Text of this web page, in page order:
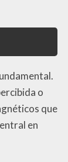
o
que
en